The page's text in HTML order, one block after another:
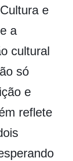
e
a
cultural
só
e
reflete